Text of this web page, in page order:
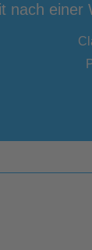
nach